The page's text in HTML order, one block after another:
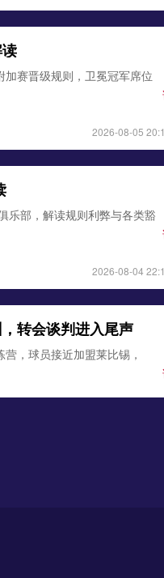
赛晋级规则，卫冕冠军席位
2026-08-05
乐部，解读规则利弊与各类豁
2026-08-04
转会谈判进入尾声
，球员接近加盟莱比锡，